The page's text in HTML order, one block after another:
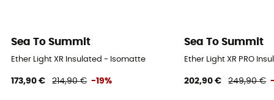
Sea To Summit
Ether Light XR Insulated - Isomatte
173,90 € 214,90 € -19%
Sea To Summit
Ether Light XR PRO
202,90 € 249,90 €